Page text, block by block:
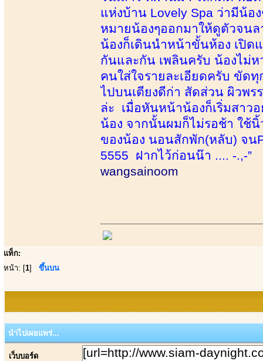
แห่งบ้าน Lovely Spa ว่ามีน้อ
หมายน้องๆออกมาให้ดูตัวจน
น้องก็เดินนำหน้าขั้นห้อง เปิด
กันและกัน เพลินครับ น้องไม่ห
คนใส่ใจรายละเอียดครับ ขัด
ไปบนเตียงดีก่า สัดส่วน ผิวพ
ล่ะ เมื่อหันหน้าน้องก็เริ่มสาว
น้อง จากนั้นผมก็ไม่รอช้า ใช้
ของน้อง นอนสักพัก(หลับ) จน
5555 ฝากไว้ก่อนน๊า .... -.,-”
wangsainoom
แท็ก:
หน้า: [1] ขึ้นบน
นำไปเผยแพร่...
เว็บบอร์ด